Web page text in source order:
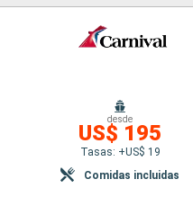
desde
US$ 195
Tasas: +US$ 19
Comidas incluidas